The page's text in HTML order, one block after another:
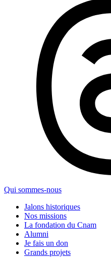
Qui sommes-nous
Jalons historiques
Nos missions
La fondation du Cnam
Alumni
Je fais un don
Grands projets